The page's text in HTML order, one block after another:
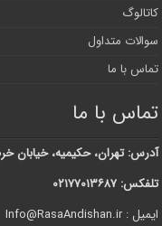
کاتالوگ
سوالات متداول
تماس با ما
تماس با ما
آدرس: تهران، حکیمیه، خیابان خرم، خیابان
تلفکس: ۰۲۱۷۷۰۱۳۶۸۷
ایمیل : Info@RasaAndishan.ir